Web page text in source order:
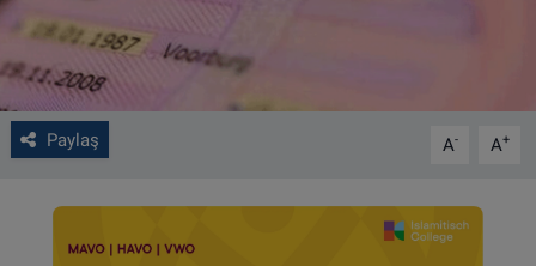
Paylaş A- A+
ALGEMENE VOORWAARDEN
CONTACT
Çerez Politikası